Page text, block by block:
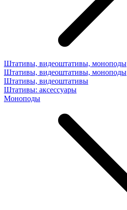
Штативы, видеоштативы, моноподы
Штативы, видеоштативы, моноподы
Штативы, видеоштативы
Штативы: аксессуары
Моноподы